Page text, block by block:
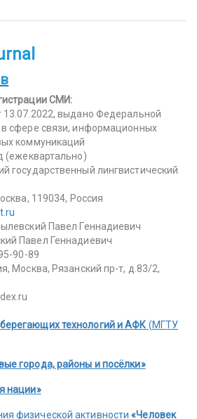
СМИ:
выдано Федеральной
сфере связи, информационных
коммуникаций
(ежеквартально)
государственный лингвистический
119034, Россия
Павел Геннадиевич
Павел Геннадиевич
90-89
Москва, Рязанский пр-т, д.83/2,
технологий и АФК (МГТУ
города, районы и посёлки»
нации»
физической активности«Человек